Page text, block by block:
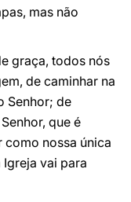
mas não
graça, todos nós
de caminhar na
Senhor; de
que é
como nossa única
vai para